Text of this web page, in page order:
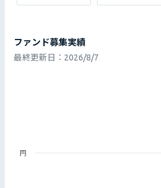
ファンド募集実績
最終更新日： 2026/8/7
円